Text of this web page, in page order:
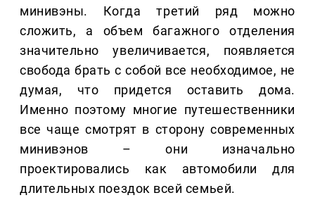
минивэны. Когда третий ряд можно
сложить, а объем багажного отделения
значительно увеличивается, появляется
свобода брать с собой все необходимое, не
думая, что придется оставить дома.
Именно поэтому многие путешественники
все чаще смотрят в сторону современных
минивэнов – они изначально
проектировались как автомобили для
длительных поездок всей семьей.